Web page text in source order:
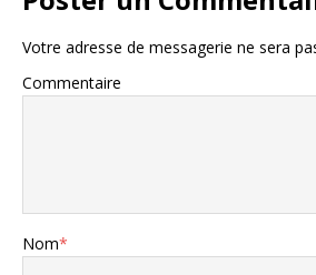
Votre adresse de messagerie ne sera
Commentaire
Nom*